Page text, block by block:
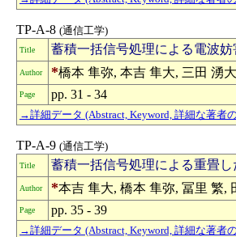
TP-A-8 (通信工学)
Title 蓄積一括信号処理による電波
Author *橋本 隼弥, 本吉 隼大, 三田 湧
Page pp. 31 - 34
→詳細データ (Abstract, Keyword, 詳細な著者
TP-A-9 (通信工学)
Title 蓄積一括信号処理による重畳
Author *本吉 隼大, 橋本 隼弥, 冨里 繁,
Page pp. 35 - 39
→詳細データ (Abstract, Keyword, 詳細な著者